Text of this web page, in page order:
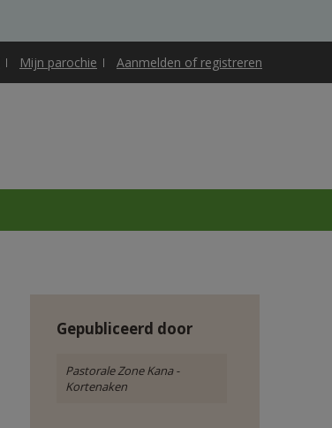
Mijn parochie Aanmelden of registreren
Gepubliceerd door
Pastorale Zone Kana -
Kortenaken